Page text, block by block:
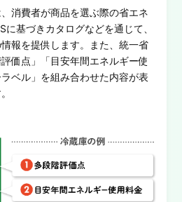
消費者が商品を選ぶ際の省エネ
基づきカタログなどを通じて、
報を提供します。また、統一省
価点」「目安年間エネルギー使
ベル」を組み合わせた内容が表